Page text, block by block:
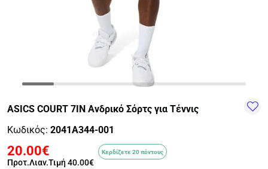
WALKINGTRAINING-WATER
ASICS COURT 7IN Ανδρικό Σόρτς για Τέννις
Κωδικός: 2041A344-001
20.00€
Προτ.Λιαν.Τιμή 40.00€
Κερδίζετε 20 πόντους